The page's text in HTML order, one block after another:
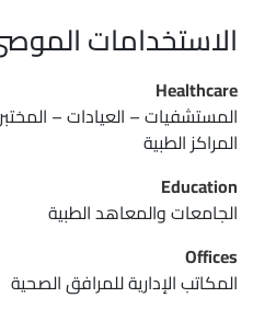
الاستخدامات
Healthcare
المستشفيات – العيادات –
المراكز الطبية
Education
الجامعات والمعاهد الطبية
Offices
المكاتب الإدارية للمرافق الصحية